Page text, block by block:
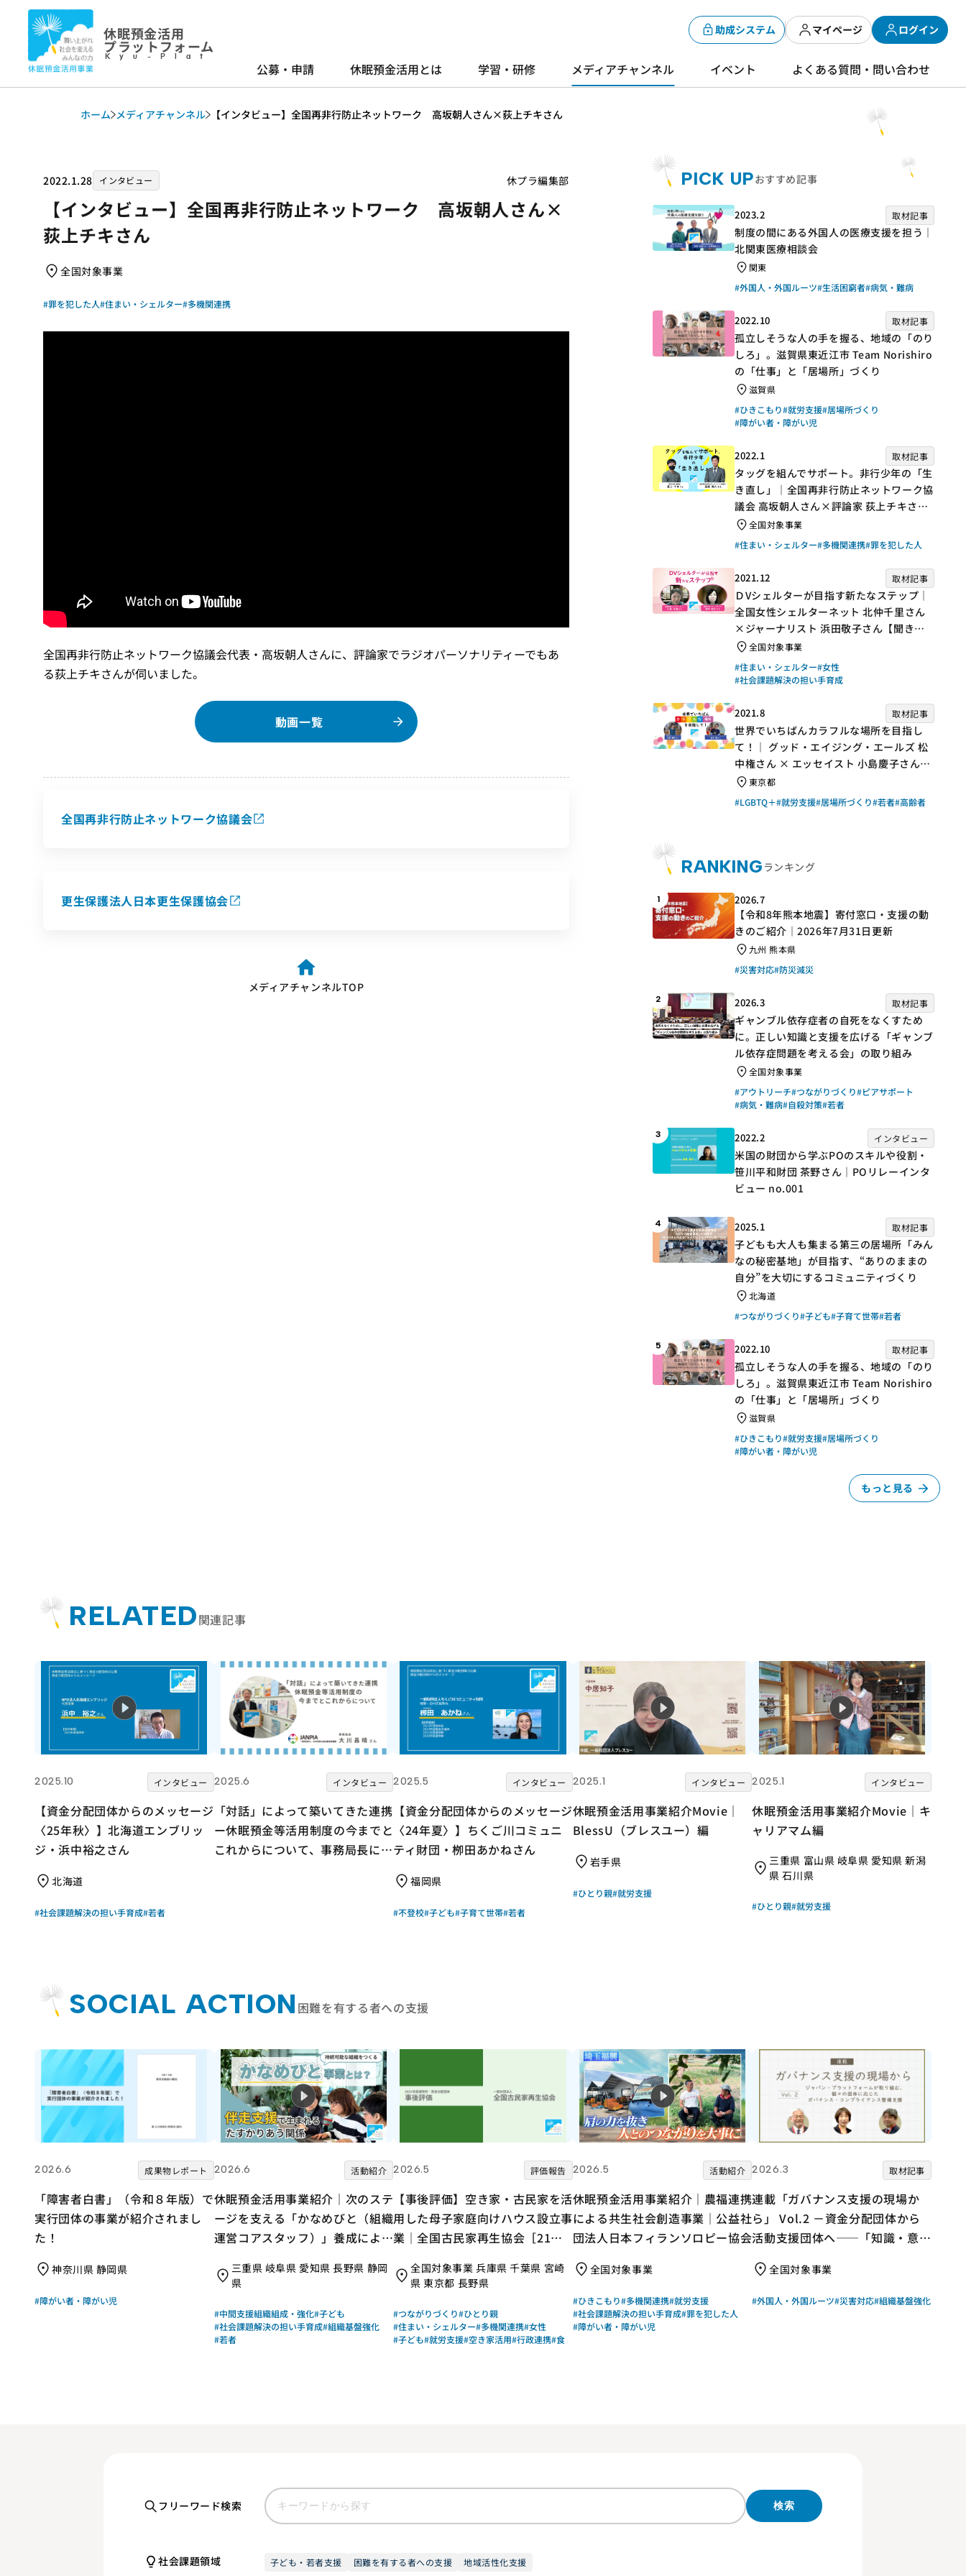
休眠預金活用
プラットフォーム
Kyu-Plat
助成システム マイページ ログイン
公募・申請 休眠預金活用とは 学習・研修 メディアチャンネル イベント よくある質問・問い合わせ
ホーム メディアチャンネル 【インタビュー】全国再非行防止ネットワーク 高坂朝人さん×荻上チキさん
2022.1.28 インタビュー 休プラ編集部
【インタビュー】全国再非行防止ネットワーク 高坂朝人さん×
荻上チキさん
全国対象事業
#罪を犯した人#住まい・シェルター#多機関連携
全国再非行防止ネットワーク協議会代表・高坂朝人さんに、評論家でラジオパーソナリティーでもあ
る荻上チキさんが伺いました。
動画一覧
全国再非行防止ネットワーク協議会
更生保護法人日本更生保護協会
メディアチャンネルTOP
PICK UPおすすめ記事
2023.2 取材記事
制度の間にある外国人の医療支援を担う｜
北関東医療相談会
関東
#外国人・外国ルーツ#生活困窮者#病気・難病
2022.10 取材記事
孤立しそうな人の手を握る、地域の「のり
しろ」。滋賀県東近江市 Team Norishiro
の「仕事」と「居場所」づくり
滋賀県
#ひきこもり#就労支援#居場所づくり
#障がい者・障がい児
2022.1 取材記事
タッグを組んでサポート。非行少年の「生
き直し」｜全国再非行防止ネットワーク協
議会 高坂朝人さん×評論家 荻上チキさん
【聞き手】
全国対象事業
#住まい・シェルター#多機関連携#罪を犯した人
2021.12 取材記事
ＤVシェルターが目指す新たなステップ｜
全国女性シェルターネット 北仲千里さん
×ジャーナリスト 浜田敬子さん【聞き
手】全国対象事業
#住まい・シェルター#女性
#社会課題解決の担い手育成
2021.8 取材記事
世界でいちばんカラフルな場所を目指し
て！｜ グッド・エイジング・エールズ 松
中権さん × エッセイスト 小島慶子さん
【聞き手】
東京都
#LGBTQ＋#就労支援#居場所づくり#若者#高齢者
RANKING ランキング
1 2026.7
【令和8年熊本地震】寄付窓口・支援の動
きのご紹介｜2026年7月31日更新
九州 熊本県
#災害対応#防災減災
2 2026.3 取材記事
ギャンブル依存症者の自死をなくすため
に。正しい知識と支援を広げる「ギャンブ
ル依存症問題を考える会」の取り組み
全国対象事業
#アウトリーチ#つながりづくり#ピアサポート
#病気・難病#自殺対策#若者
3 2022.2 インタビュー
米国の財団から学ぶPOのスキルや役割・
笹川平和財団 茶野さん｜POリレーインタ
ビュー no.001
4 2025.1 取材記事
子どもも大人も集まる第三の居場所「みん
なの秘密基地」が目指す、“ありのままの
自分”を大切にするコミュニティづくり
北海道
#つながりづくり#子ども#子育て世帯#若者
5 2022.10 取材記事
孤立しそうな人の手を握る、地域の「のり
しろ」。滋賀県東近江市 Team Norishiro
の「仕事」と「居場所」づくり
滋賀県
#ひきこもり#就労支援#居場所づくり
#障がい者・障がい児
もっと見る
RELATED関連記事
2025.10 インタビュー
【資金分配団体からのメッセージ
〈25年秋〉】北海道エンブリッ
ジ・浜中裕之さん
北海道
#社会課題解決の担い手育成#若者
2025.6 インタビュー
「対話」によって築いてきた連携
ー休眠預金等活用制度の今までと
これからについて、事務局長に聞
2025.5 インタビュー
【資金分配団体からのメッセージ
〈24年夏〉】ちくご川コミュニ
ティ財団・栁田あかねさん
福岡県
#不登校#子ども#子育て世帯#若者
2025.1 インタビュー
休眠預金活用事業紹介Movie｜
BlessU（ブレスユー）編
岩手県
#ひとり親#就労支援
2025.1 インタビュー
休眠預金活用事業紹介Movie｜キ
ャリアマム編
三重県 富山県 岐阜県 愛知県 新潟
県 石川県
#ひとり親#就労支援
SOCIAL ACTION 困難を有する者への支援
2026.6 成果物レポート
「障害者白書」（令和８年版）で
実行団体の事業が紹介されまし
た！
神奈川県 静岡県
#障がい者・障がい児
2026.6 活動紹介
休眠預金活用事業紹介｜次のステ
ージを支える「かなめびと（組織
運営コアスタッフ）」養成による
人ボランタリーネイバーズ
三重県 岐阜県 愛知県 長野県 静岡
県
#中間支援組織組成・強化#子ども
#社会課題解決の担い手育成#組織基盤強化
#若者
2026.5 評価報告
【事後評価】空き家・古民家を活
用した母子家庭向けハウス設立事
業｜全国古民家再生協会［21年
全国対象事業 兵庫県 千葉県 宮崎
県 東京都 長野県
#つながりづくり#ひとり親
#住まい・シェルター#多機関連携#女性
#子ども#就労支援#空き家活用#行政連携#食
2026.5 活動紹介
休眠預金活用事業紹介｜農福連携
による共生社会創造事業｜公益社
団法人日本フィランソロピー協会
全国対象事業
#ひきこもり#多機関連携#就労支援
#社会課題解決の担い手育成#罪を犯した人
#障がい者・障がい児
2026.3 取材記事
連載「ガバナンス支援の現場か
ら」 Vol.2 －資金分配団体から
活動支援団体へ――「知識・意
ン・プラットフォームのガバナン
ス体制整備支援－
全国対象事業
#外国人・外国ルーツ#災害対応#組織基盤強化
フリーワード検索 検索
社会課題領域 子ども・若者支援 困難を有する者への支援 地域活性化支援